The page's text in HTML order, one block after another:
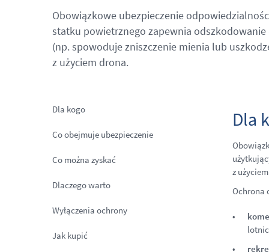
Obowiązkowe ubezpieczenie
statku powietrznego zapewnia
(np. spowoduje zniszczenie mienia lub
z użyciem drona.
Dla kogo
Co obejmuje ubezpieczenie
Co można zyskać
Dlaczego warto
Wyłączenia ochrony
Jak kupić
Dla
z
Ochrona